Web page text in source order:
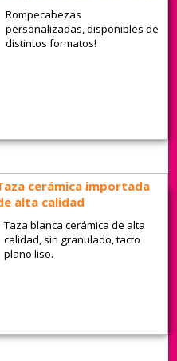
Rompecabezas
personalizadas, disponibles de
distintos formatos!
cerámica importada
alta calidad
Taza blanca cerámica de alta
calidad, sin granulado, tacto
plano liso.